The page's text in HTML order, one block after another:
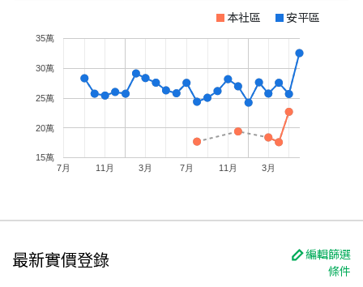
本社區 安平區
7月 11月 3月 7月 11月 3月
15萬
20萬
25萬
30萬
35萬
最新實價登錄
編輯篩選
條件